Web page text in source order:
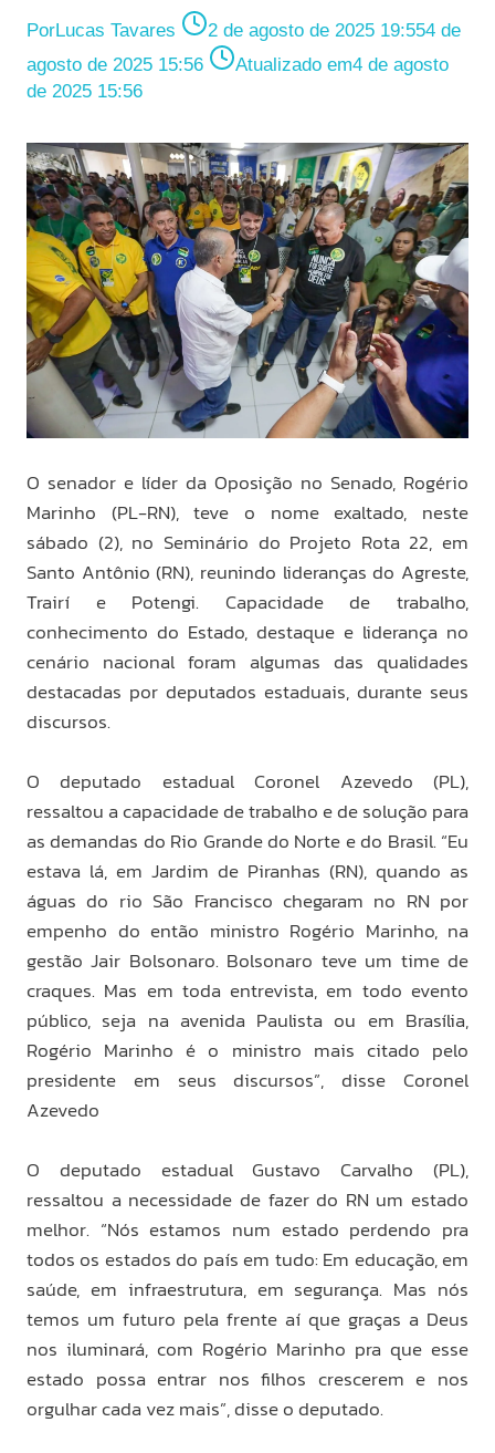
PorLucas Tavares 2 de agosto de 2025 19:554 de
agosto de 2025 15:56
Atualizado em4 de agosto
de 2025 15:56
O senador e líder da Oposição no Senado, Rogério
Marinho (PL-RN), teve o nome exaltado, neste
sábado (2), no Seminário do Projeto Rota 22, em
Santo Antônio (RN), reunindo lideranças do Agreste,
Trairí e Potengi. Capacidade de trabalho,
conhecimento do Estado, destaque e liderança no
cenário nacional foram algumas das qualidades
destacadas por deputados estaduais, durante seus
discursos.
O deputado estadual Coronel Azevedo (PL),
ressaltou a capacidade de trabalho e de solução para
as demandas do Rio Grande do Norte e do Brasil. “Eu
estava lá, em Jardim de Piranhas (RN), quando as
águas do rio São Francisco chegaram no RN por
empenho do então ministro Rogério Marinho, na
gestão Jair Bolsonaro. Bolsonaro teve um time de
craques. Mas em toda entrevista, em todo evento
público, seja na avenida Paulista ou em Brasília,
Rogério Marinho é o ministro mais citado pelo
presidente em seus discursos”, disse Coronel
Azevedo
O deputado estadual Gustavo Carvalho (PL),
ressaltou a necessidade de fazer do RN um estado
melhor. “Nós estamos num estado perdendo pra
todos os estados do país em tudo: Em educação, em
saúde, em infraestrutura, em segurança. Mas nós
temos um futuro pela frente aí que graças a Deus
nos iluminará, com Rogério Marinho pra que esse
estado possa entrar nos filhos crescerem e nos
orgulhar cada vez mais”, disse o deputado.